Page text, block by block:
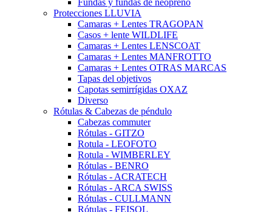
Fundas y fundas de neopreno
Protecciones LLUVIA
Camaras + Lentes TRAGOPAN
Casos + lente WILDLIFE
Camaras + Lentes LENSCOAT
Camaras + Lentes MANFROTTO
Camaras + Lentes OTRAS MARCAS
Tapas del objetivos
Capotas semirrígidas OXAZ
Diverso
Rótulas & Cabezas de péndulo
Cabezas commuter
Rótulas - GITZO
Rotula - LEOFOTO
Rotula - WIMBERLEY
Rótulas - BENRO
Rótulas - ACRATECH
Rótulas - ARCA SWISS
Rótulas - CULLMANN
Rótulas - FEISOL